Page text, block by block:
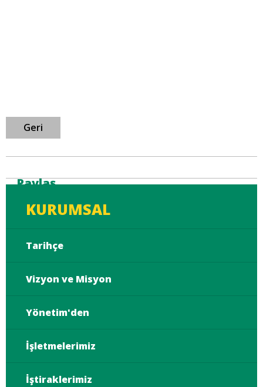
Geri
Paylaş
KURUMSAL
Tarihçe
Vizyon ve Misyon
Yönetim'den
İşletmelerimiz
İştiraklerimiz